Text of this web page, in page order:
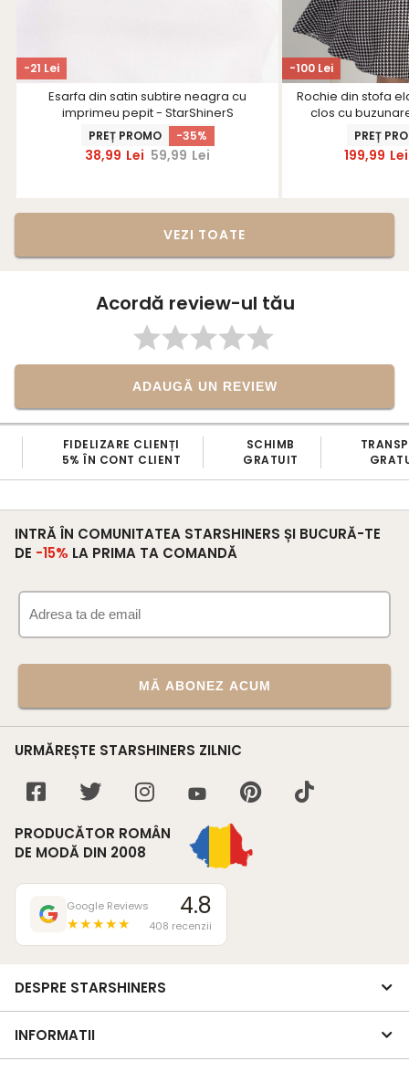
-21 Lei
Esarfa din satin subtire neagra cu
imprimeu pepit - StarShinerS
PREȚ PROMO -35%
38,99 Lei 59,99 Lei
-100 Lei
Rochie din stofa
clos cu
PREȚ
199,99 Lei
VEZI TOATE
Acordă review-ul tău
ADAUGĂ UN REVIEW
FIDELIZARE CLIENȚI
5% ÎN CONT CLIENT
SCHIMB
GRATUIT
INTRĂ ÎN COMUNITATEA STARSHINERS ȘI BUCURĂ-TE
DE -15% LA PRIMA TA COMANDĂ
MĂ ABONEZ ACUM
URMĂREȘTE STARSHINERS ZILNIC
PRODUCĂTOR ROMÂN
DE MODĂ DIN 2008
Google Reviews
★★★★★
4.8
408 recenzii
DESPRE STARSHINERS
INFORMATII